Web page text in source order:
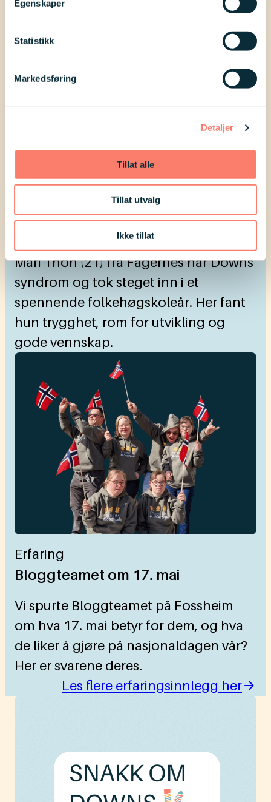
Egenskaper
Statistikk
Markedsføring
Detaljer
Tillat alle
Tillat utvalg
Ikke tillat
Erfaring
Mari sitt år på folkehøgskole
Mari Thon (21) fra Fagernes har Downs
syndrom og tok steget inn i et
spennende folkehøgskoleår. Her fant
hun trygghet, rom for utvikling og
gode vennskap.
Erfaring
Bloggteamet om 17. mai
Vi spurte Bloggteamet på Fossheim
om hva 17. mai betyr for dem, og hva
de liker å gjøre på nasjonaldagen vår?
Her er svarene deres.
Les flere erfaringsinnlegg her